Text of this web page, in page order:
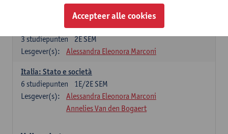
Alessandra Eleonora Marconi
Italiano: Comunicazione e comprensione 2
2E SEM
3studiepunten
Lesgever(s):
Alessandra Eleonora Marconi
Italia: Stato e società
1E/2E SEM
6 studiepunten
Lesgever(s):
Alessandra Eleonora Marconi
Annelies Van den Bogaert
Accepteer alle cookies